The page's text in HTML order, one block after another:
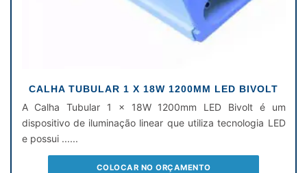
CALHA TUBULAR 1 X 18W 1200MM LED BIVOLT
A Calha Tubular 1 x 18W 1200mm LED Bivolt é um
dispositivo de iluminação linear que utiliza tecnologia LED
e possui ......
COLOCAR NO ORÇAMENTO